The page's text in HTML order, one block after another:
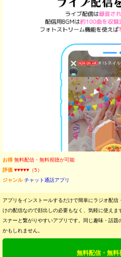
お得 無料配信・無料視聴が可能
評価 ♥♥♥♥♥（5）
ジャンル チャット通話アプリ
アプリをインストールするだけで簡単にラジオ配
けの配信なので顔出しの必要もなく、気軽に使え
スナーと繋がりやすいアプリです。同じ趣味・話
かもしれません。
無料配信・無料